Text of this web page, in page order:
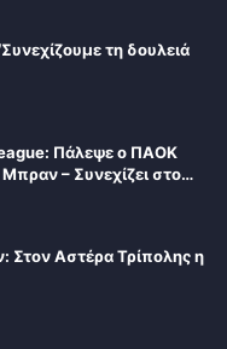
τη δουλειά
Πάλεψε ο ΠΑΟΚ
– Συνεχίζει στο…
Στον Αστέρα Τρίπολης η